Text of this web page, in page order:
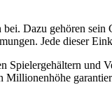
Dazu gehören
Jede dieser
Spielergehältern